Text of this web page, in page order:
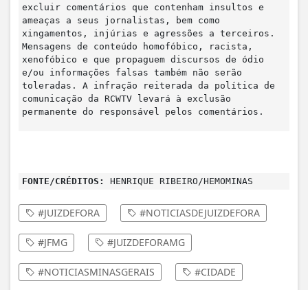
excluir comentários que contenham insultos e
ameaças a seus jornalistas, bem como
xingamentos, injúrias e agressões a terceiros.
Mensagens de conteúdo homofóbico, racista,
xenofóbico e que propaguem discursos de ódio
e/ou informações falsas também não serão
toleradas. A infração reiterada da política de
comunicação da RCWTV levará à exclusão
permanente do responsável pelos comentários.
FONTE/CRÉDITOS: HENRIQUE RIBEIRO/HEMOMINAS
#JUIZDEFORA #NOTICIASDEJUIZDEFORA
#JFMG #JUIZDEFORAMG
#NOTICIASMINASGERAIS #CIDADE